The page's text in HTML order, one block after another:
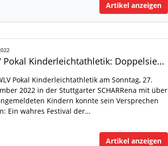
Artikel anzeigen
WLV Pokal Kinderleichtathletik: Doppelsieg für den SSV Ulm 1846
Pokal Kinderleichtathletik am Sonntag, 27.
2022 in der Stuttgarter SCHARRena mit über
Kindern konnte sein Versprechen
Ein wahres Festival der…
Artikel anzeigen